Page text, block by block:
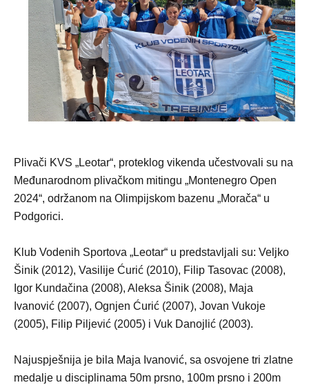
Plivači KVS „Leotar“, proteklog vikenda učestvovali su na
Međunarodnom plivačkom mitingu „Montenegro Open
2024“, održanom na Olimpijskom bazenu „Morača“ u
Podgorici.
Klub Vodenih Sportova „Leotar“ u predstavljali su: Veljko
Šinik (2012), Vasilije Ćurić (2010), Filip Tasovac (2008),
Igor Kundačina (2008), Aleksa Šinik (2008), Maja
Ivanović (2007), Ognjen Ćurić (2007), Jovan Vukoje
(2005), Filip Piljević (2005) i Vuk Danojlić (2003).
Najuspješnija je bila Maja Ivanović, sa osvojene tri zlatne
medalje u disciplinama 50m prsno, 100m prsno i 200m